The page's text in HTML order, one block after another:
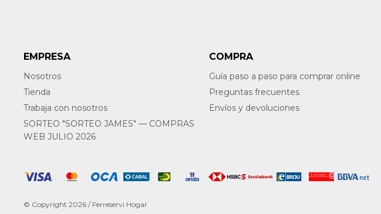
EMPRESA
Nosotros
Tienda
Trabaja con nosotros
SORTEO "SORTEO JAMES" — COMPRAS
WEB JULIO 2026
COMPRA
Guía paso a paso para comprar online
Preguntas frecuentes
Envíos y devoluciones
© Copyright 2026 / Ferreservi Hogar